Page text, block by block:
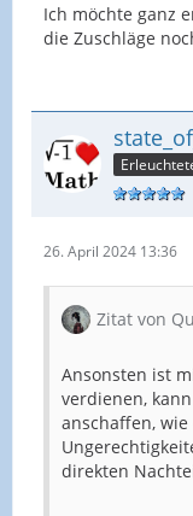
Ich möchte ganz
die Zuschläge
26. April 2024 13:36
Zitat von
Ansonsten ist
verdienen,
anschaffen,
direkten